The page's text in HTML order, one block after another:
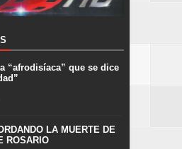
“afrodisíaca” que se dice
LA MUERTE DE
ROSARIO